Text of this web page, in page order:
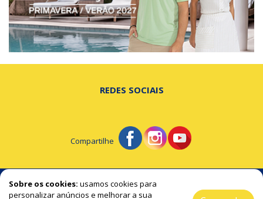
Sobre os cookies: usamos cookies para
personalizar anúncios e melhorar a sua
REDES SOCIAIS
Compartilhe
© Portal de Beltrão - A notícia na hora certa!